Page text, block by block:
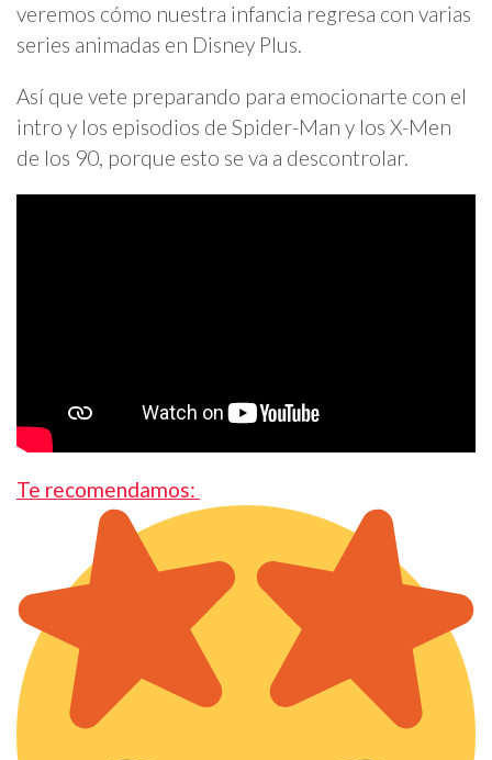
veremos cómo nuestra infancia regresa con varias
series animadas en Disney Plus.
Así que vete preparando para emocionarte con el
intro y los episodios de Spider-Man y los X-Men
de los 90, porque esto se va a descontrolar.
Te recomendamos: